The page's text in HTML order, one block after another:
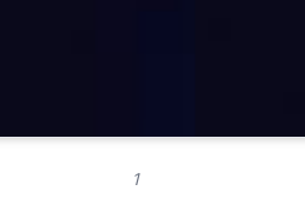
1